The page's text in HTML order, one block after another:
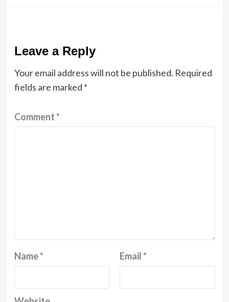
Leave a Reply
Your email address will not be published. Required
fields are marked *
Comment*
Name* Email*